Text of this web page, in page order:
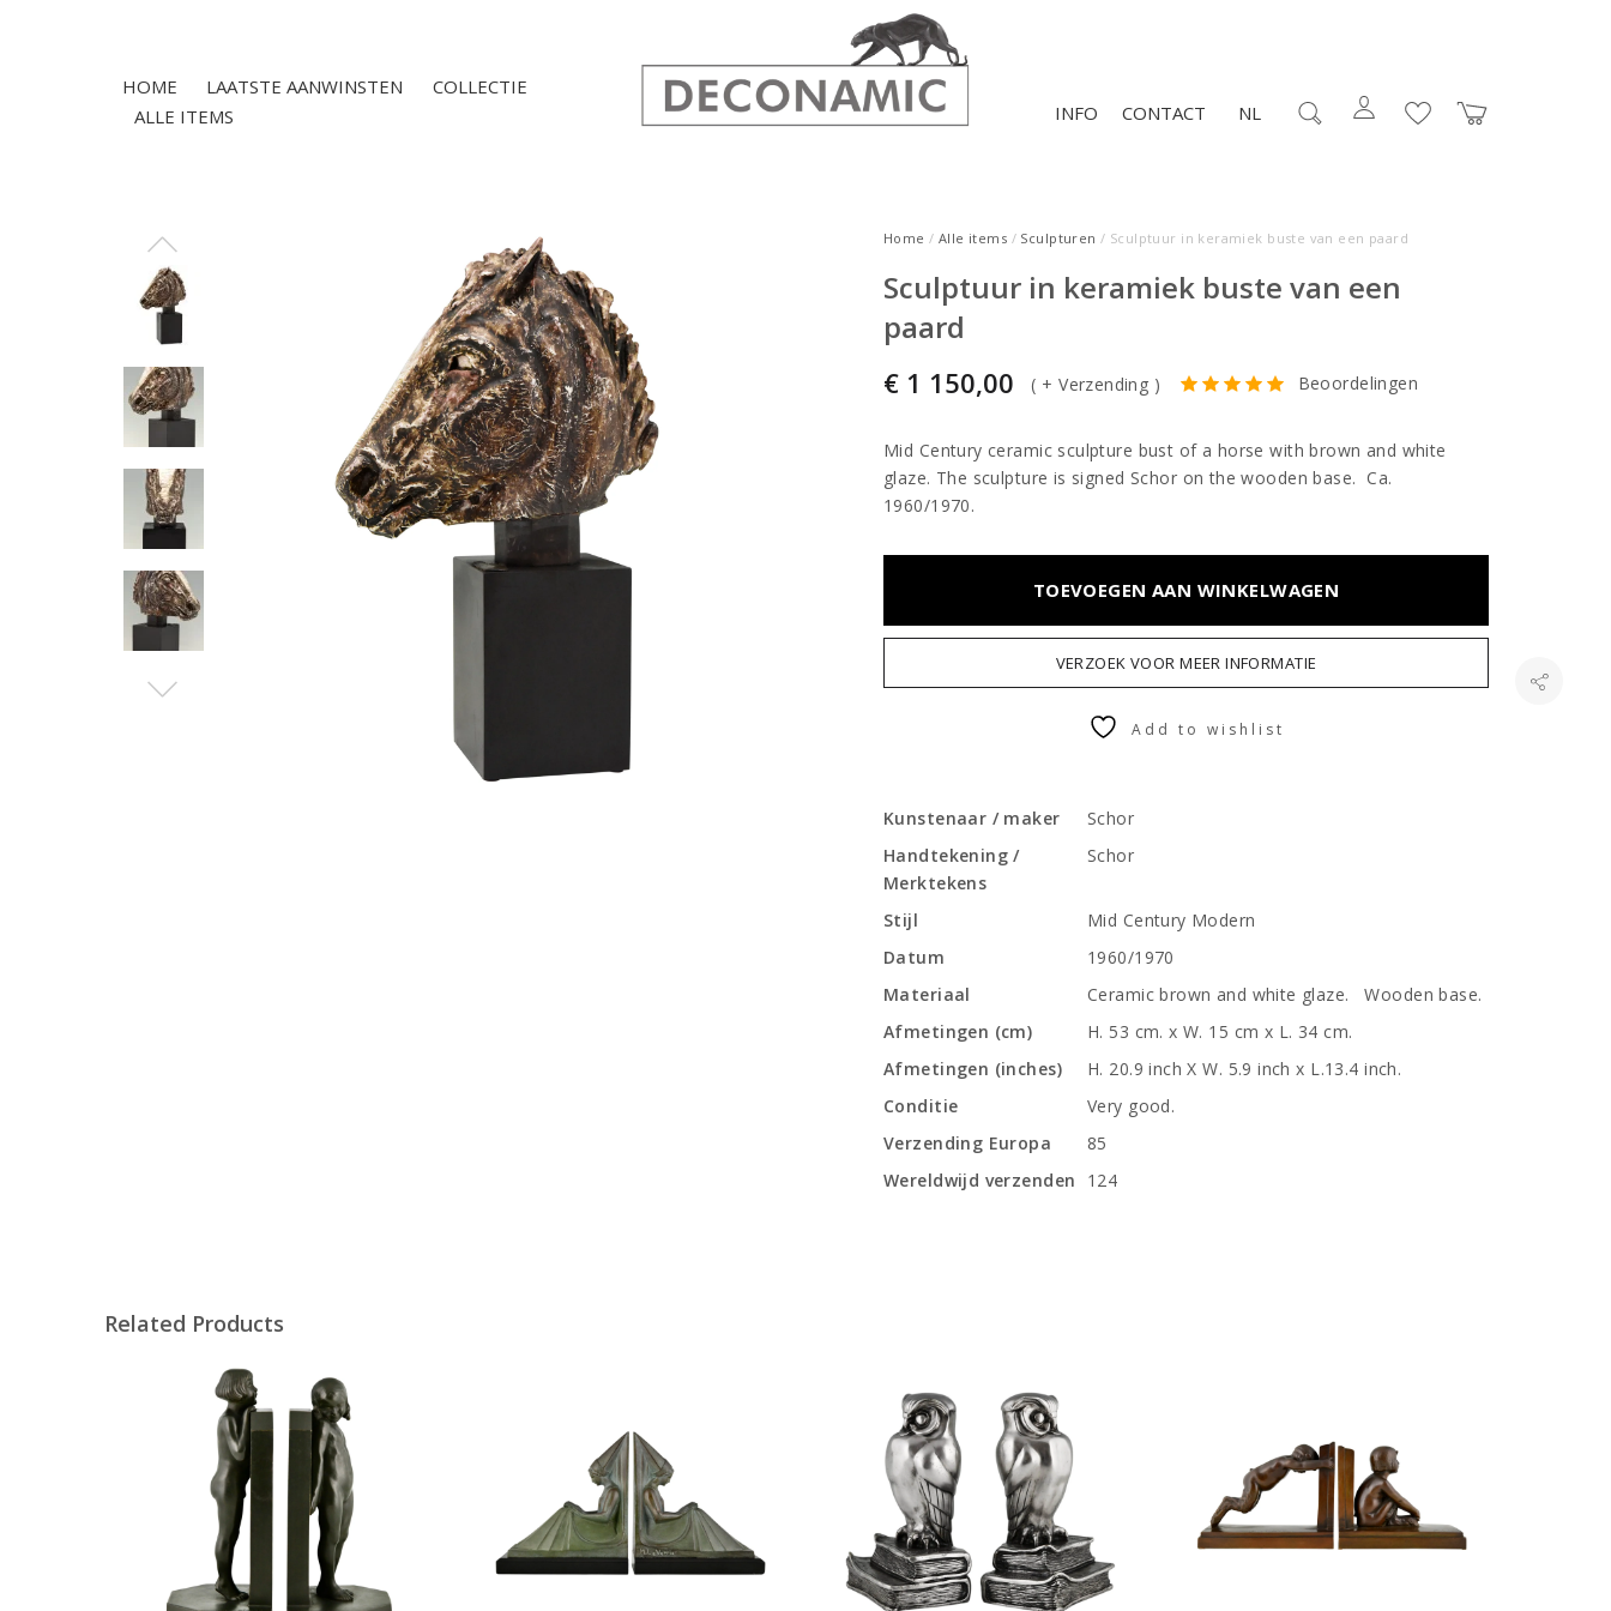
HOME LAATSTE AANWINSTEN
COLLECTIE
ALLE ITEMS
CONTACT
INFO NL
Home / Alle items / Sculpturen / Sculptuur in keramiek buste van een paard
Sculptuur in keramiek buste van een
paard
€ 1 150,00 ( + Verzending ) Beoordelingen
Mid Century ceramic sculpture bust of a horse with brown and white
glaze. The sculpture is signed Schor on the wooden base. Ca.
1960/1970.
TOEVOEGEN AAN WINKELWAGEN
VERZOEK VOOR MEER INFORMATIE
Add to wishlist
Kunstenaar / maker
Schor
Handtekening /
Merktekens
Schor
Stijl
Mid Century Modern
Datum
1960/1970
Materiaal
Ceramic brown and white glaze. Wooden base.
Afmetingen (cm)
H. 53 cm. x W. 15 cm x L. 34 cm.
Afmetingen (inches)
H. 20.9 inch X W. 5.9 inch x L.13.4 inch.
Conditie
Very good.
Verzending Europa
85
Wereldwijd verzenden
124
Related Products